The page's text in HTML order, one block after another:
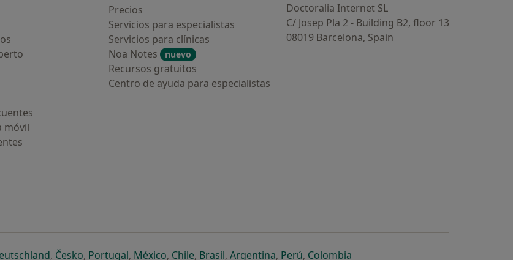
móvil
Precios
Servicios para especialistas
Servicios para clínicas
Noa Notes
nuevo
Recursos gratuitos
Centro de ayuda para especialistas
Doctoralia Internet SL
C/ Josep Pla 2 - Building B2, floor 13
08019 Barcelona, Spain
pestaña
una nueva pestaña
en una nueva pestaña
se abre en una nueva pestaña
, Českose abre en una nueva pestaña
, Portugalse abre en una nueva pestaña
, Méxicose abre en una nueva pestaña
, Chilese abre en una nueva pestaña
, Brasilse abre en una nueva pestaña
, Argentinase abre en una nueva pestaña
, Perúse abre en una nueva pestaña
, Colombiase abre en una nueva pestaña